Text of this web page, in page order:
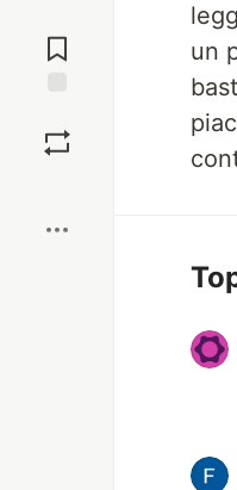
Comments
un